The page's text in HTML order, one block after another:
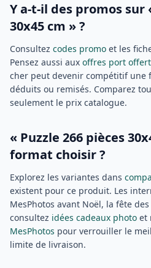
Y a-t-il des promos sur
30x45 cm » ?
Consultez codes promo et les
Pensez aussi aux offres port offert
cher peut devenir compétitif une
déduits ou remisés. Comparez
seulement le prix catalogue.
« Puzzle 266 pièces
format choisir ?
Explorez les variantes dans
existent pour ce produit. Les
MesPhotos avant Noël, la fête
consultez idées cadeaux photo et
MesPhotos pour verrouiller le
limite de livraison.